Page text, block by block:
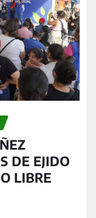
DE EJIDO
LIBRE